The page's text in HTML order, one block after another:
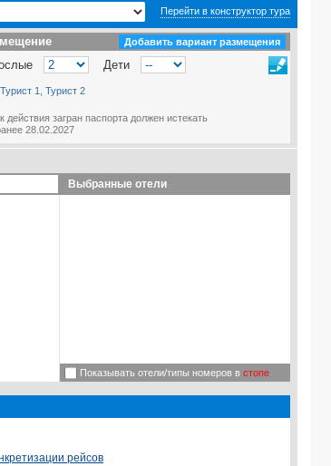
Перейти в конструктор тура
Добавить вариант размещения
Дети
Турист 1, Турист 2
действия загран паспорта должен истекать
28.02.2027
Показывать отели/типы номеров в стопе
Выбранные отели
рейсов